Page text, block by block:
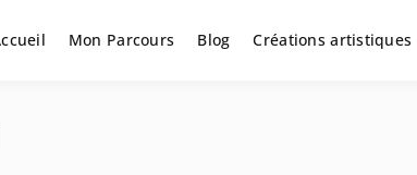
Mon Parcours Blog Créations artistiques